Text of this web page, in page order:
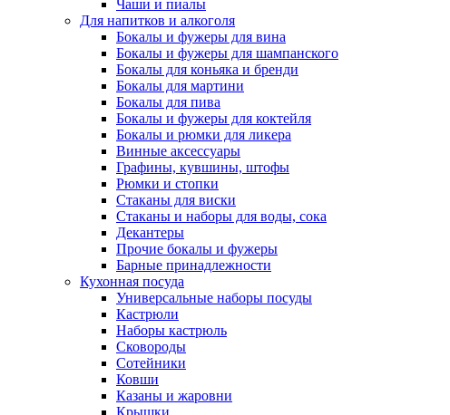
Чаши и пиалы
Для напитков и алкоголя
Бокалы и фужеры для вина
Бокалы и фужеры для шампанского
Бокалы для коньяка и бренди
Бокалы для мартини
Бокалы для пива
Бокалы и фужеры для коктейля
Бокалы и рюмки для ликера
Винные аксессуары
Графины, кувшины, штофы
Рюмки и стопки
Стаканы для виски
Стаканы и наборы для воды, сока
Декантеры
Прочие бокалы и фужеры
Барные принадлежности
Кухонная посуда
Универсальные наборы посуды
Кастрюли
Наборы кастрюль
Сковороды
Сотейники
Ковши
Казаны и жаровни
Крышки